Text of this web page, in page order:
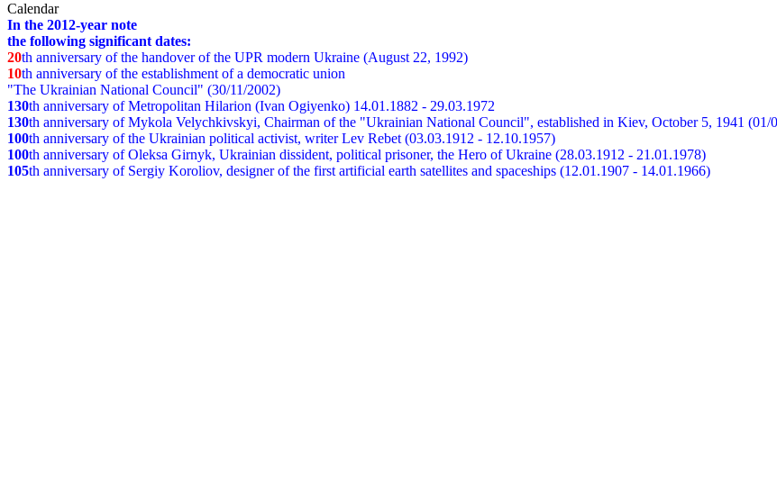
Calendar
In the 2012-year note
the following significant dates:
20th anniversary of the handover of the UPR modern Ukraine (August 22, 1992)
10th anniversary of the establishment of a democratic union
"The Ukrainian National Council" (30/11/2002)
130th anniversary of Metropolitan Hilarion (Ivan Ogiyenko) 14.01.1882 - 29.03.1972
130th anniversary of Mykola Velychkivskyi, Chairman of the "Ukrainian National Council", established in Kiev, October 5, 1941 (01/
100th anniversary of the Ukrainian political activist, writer Lev Rebet (03.03.1912 - 12.10.1957)
100th anniversary of Oleksa Girnyk, Ukrainian dissident, political prisoner, the Hero of Ukraine (28.03.1912 - 21.01.1978)
105th anniversary of Sergiy Koroliov, designer of the first artificial earth satellites and spaceships (12.01.1907 - 14.01.1966)